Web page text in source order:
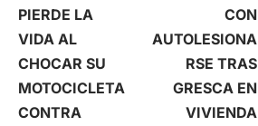
e
g
a
PIERDE LA
VIDA AL
CHOCAR SU
MOTOCICLETA
CONTRA
CON
AUTOLESIONA
RSE TRAS
GRESCA EN
VIVIENDA